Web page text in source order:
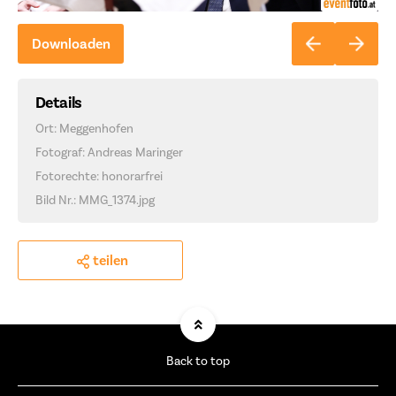
Downloaden
Details
Ort: Meggenhofen
Fotograf: Andreas Maringer
Fotorechte: honorarfrei
Bild Nr.: MMG_1374.jpg
teilen
Back to top